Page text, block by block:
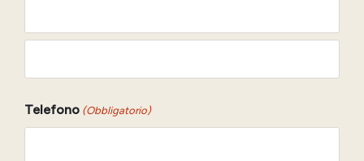
Nome
Telefono (Obbligatorio)